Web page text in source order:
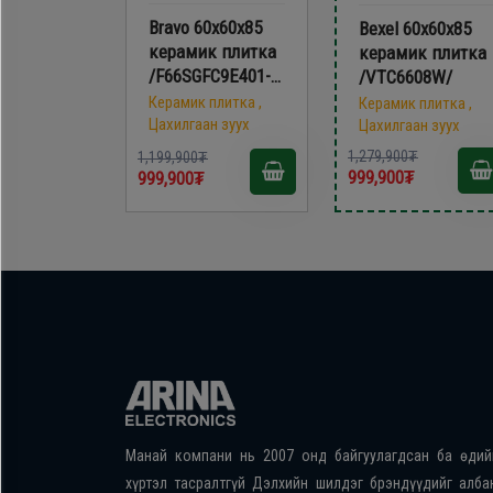
Bravo 60х60х85
керамик плитка
/F66SGFC9E401-
W-850/
Керамик плитка ,
Цахилгаан зуух
1,199,900₮
999,900₮
Bexel 60х60х85
керамик плитка
/VTC6608W/
Керамик плитка ,
Цахилгаан зуух
1,279,900₮
999,900₮
Манай компани нь 2007 онд байгуулагдсан ба
хүртэл тасралтгүй Дэлхийн шилдэг брэндүүдийг